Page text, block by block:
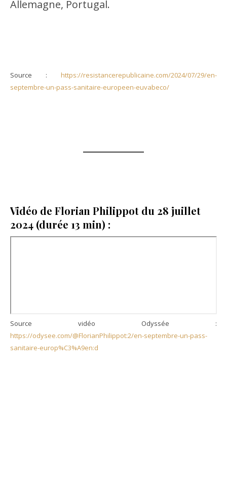
Allemagne, Portugal.
Source : https://resistancerepublicaine.com/2024/07/29/en-
septembre-un-pass-sanitaire-europeen-euvabeco/
Vidéo de Florian Philippot du 28 juillet
2024 (durée 13 min) :
Source vidéo Odyssée :
https://odysee.com/@FlorianPhilippot:2/en-septembre-un-pass-
sanitaire-europ%C3%A9en:d